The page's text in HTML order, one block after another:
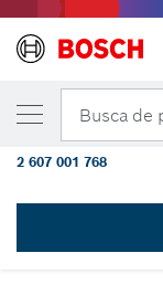
Busca de
VARIAÇÃO
Conjunto
Hard
2 607 001 768